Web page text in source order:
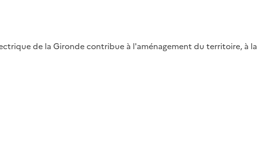
de la Gironde contribue à l'aménagement du territoire, à la